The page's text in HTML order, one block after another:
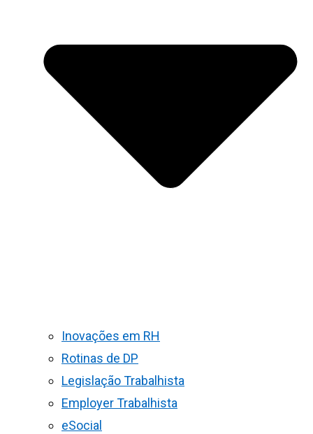
Inovações em RH
Rotinas de DP
Legislação Trabalhista
Employer Trabalhista
eSocial